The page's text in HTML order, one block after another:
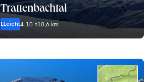
Trattenbachtal
LLeicht4:10 h10,6 km